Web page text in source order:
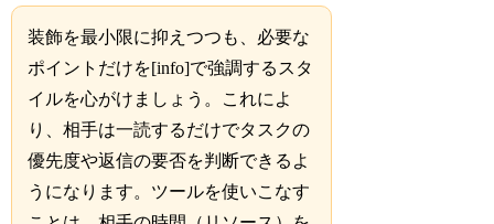
装飾を最小限に抑えつつも、必要な
ポイントだけを[info]で強調するスタ
イルを心がけましょう。これによ
り、相手は一読するだけでタスクの
優先度や返信の要否を判断できるよ
うになります。ツールを使いこなす